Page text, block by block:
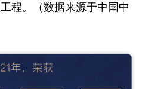
程。（数据来源于中国 中